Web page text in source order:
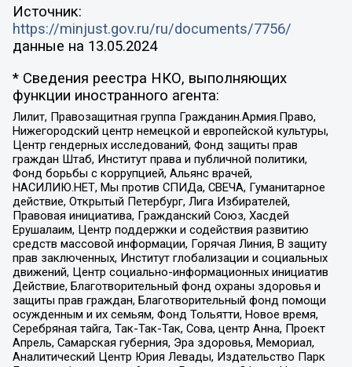
Источник:
https://minjust.gov.ru/ru/documents/7756/
данные на 13.05.2024
* Сведения реестра НКО, выполняющих
функции иностранного агента:
Лилит, Правозащитная группа Гражданин.Армия.Право,
Нижегородский центр немецкой и европейской культуры,
Центр гендерных исследований, Фонд защиты прав
граждан Штаб, Институт права и публичной политики,
Фонд борьбы с коррупцией, Альянс врачей,
НАСИЛИЮ.НЕТ, Мы против СПИДа, СВЕЧА, Гуманитарное
действие, Открытый Петербург, Лига Избирателей,
Правовая инициатива, Гражданский Союз, Хасдей
Ерушалаим, Центр поддержки и содействия развитию
средств массовой информации, Горячая Линия, В защиту
прав заключенных, Институт глобализации и социальных
движений, Центр социально-информационных инициатив
Действие, Благотворительный фонд охраны здоровья и
защиты прав граждан, Благотворительный фонд помощи
осужденным и их семьям, Фонд Тольятти, Новое время,
Серебряная тайга, Так-Так-Так, Сова, центр Анна, Проект
Апрель, Самарская губерния, Эра здоровья, Мемориал,
Аналитический Центр Юрия Левады, Издательство Парк